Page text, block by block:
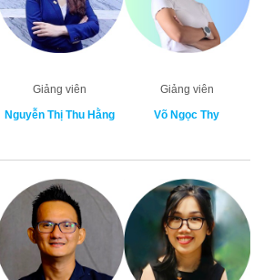
Giảng viên
Nguyễn Thị Thu Hằng
Giảng viên
Võ Ngọc Thy